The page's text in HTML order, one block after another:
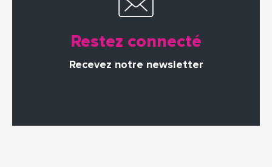
Restez connecté
Recevez notre newsletter